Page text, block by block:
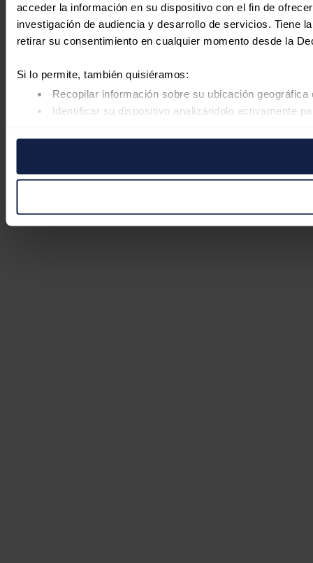
acceder la información en su dispositivo con el fin de
investigación de audiencia y desarrollo de servicios. Tiene
retirar su consentimiento en cualquier momento desde la
Si lo permite, también quisiéramos:
Recopilar información sobre su ubicación
Identificar su dispositivo analizándolo activamente
Las cookies de este sitio web se usan para personalizar el
pueden combinarla con otra información que les haya